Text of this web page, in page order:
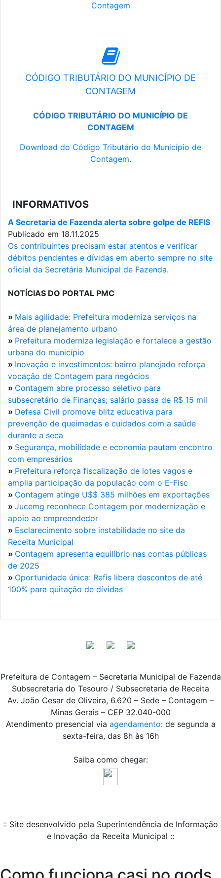
Contagem
CÓDIGO TRIBUTÁRIO DO MUNICÍPIO DE
CONTAGEM
CÓDIGO TRIBUTÁRIO DO MUNICÍPIO DE
CONTAGEM
Download do Código Tributário do Município de
Contagem.
INFORMATIVOS
A Secretaria de Fazenda alerta sobre golpe de REFIS
Publicado em 18.11.2025
Os contribuintes precisam estar atentos e verificar
débitos pendentes e dívidas em aberto sempre no site
oficial da Secretária Municipal de Fazenda.
NOTÍCIAS DO PORTAL PMC
» Mais agilidade: Prefeitura moderniza serviços na
área de planejamento urbano
» Prefeitura moderniza legislação e fortalece a gestão
urbana do município
» Inovação e investimentos: bairro planejado reforça
vocação de Contagem para negócios
» Contagem abre processo seletivo para
subsecretário de Finanças; salário passa de R$ 15 mil
» Defesa Civil promove blitz educativa para
prevenção de queimadas e cuidados com a saúde
durante a seca
» Segurança, mobilidade e economia pautam encontro
com empresários
» Prefeitura reforça fiscalização de lotes vagos e
amplia participação da população com o E-Fisc
» Contagem atinge U$$ 385 milhões em exportações
» Jucemg reconhece Contagem por modernização e
apoio ao empreendedor
» Esclarecimento sobre instabilidade no site da
Receita Municipal
» Contagem apresenta equilíbrio nas contas públicas
de 2025
» Oportunidade única: Refis libera descontos de até
100% para quitação de dívidas
Prefeitura de Contagem – Secretaria Municipal de Fazenda
Subsecretaria do Tesouro / Subsecretaria de Receita
Av. João Cesar de Oliveira, 6.620 – Sede – Contagem –
Minas Gerais – CEP 32.040-000
Atendimento presencial via agendamento: de segunda a
sexta-feira, das 8h às 16h
Saiba como chegar:
:: Site desenvolvido pela Superintendência de Informação
e Inovação da Receita Municipal ::